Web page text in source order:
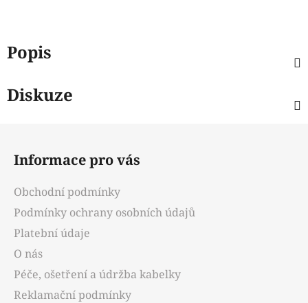
Popis
Diskuze
Informace pro vás
Obchodní podmínky
Podmínky ochrany osobních údajů
Platební údaje
O nás
Péče, ošetření a údržba kabelky
Reklamační podmínky